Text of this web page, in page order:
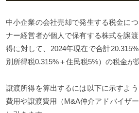
中小企業の会社売却で発生する税金に
ナー経営者が個人で保有する株式を譲
得に対して、2024年現在で合計
別所得税0.315%＋住民税5%）の税金が
譲渡所得を算出するには以下に示すよ
費用や譲渡費用（M&A仲介アドバイザ